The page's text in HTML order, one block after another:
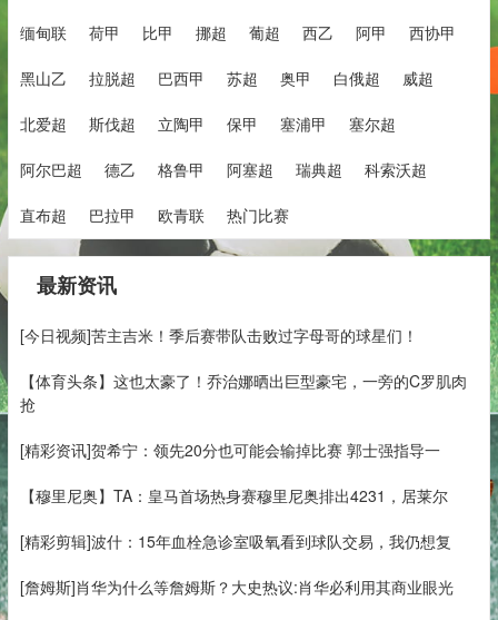
缅甸联 荷甲 比甲 挪超 葡超 西乙 阿甲 西协甲
黑山乙 拉脱超 巴西甲 苏超 奥甲 白俄超 威超
北爱超 斯伐超 立陶甲 保甲 塞浦甲 塞尔超
阿尔巴超 德乙 格鲁甲 阿塞超 瑞典超 科索沃超
直布超 巴拉甲 欧青联 热门比赛
最新资讯
[今日视频]苦主吉米！季后赛带队击败过字母哥的球星们！
【体育头条】这也太豪了！乔治娜晒出巨型豪宅，一旁的C罗肌肉
抢
[精彩资讯]贺希宁：领先20分也可能会输掉比赛 郭士强指导一
【穆里尼奥】TA：皇马首场热身赛穆里尼奥排出4231，居莱尔
[精彩剪辑]波什：15年血栓急诊室吸氧看到球队交易，我仍想复
[詹姆斯]肖华为什么等詹姆斯？大史热议:肖华必利用其商业眼光